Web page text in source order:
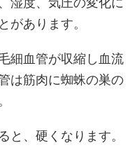
があります。
細血管が収縮し血流
は筋肉に蜘蛛の巣の
と、硬くなります。